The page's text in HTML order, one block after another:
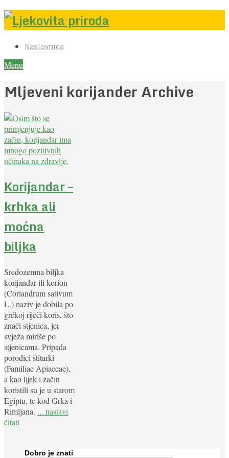
Naslovnica
Menu
Mljeveni korijander Archive
Korijandar –
krhka ali
moćna
biljka
Sredozemna biljka
korijandar ili korion
(Coriandrum sativum
L.) naziv je dobila po
grčkoj riječi koris, što
znači stjenica, jer
svježa miriše po
stjenicama. Pripada
porodici štitarki
(Familiae Apiaceae),
a kao lijek i začin
koristili su je u starom
Egiptu, te kod Grka i
Rimljana. ... nastavi
čitati
Dobro je znati